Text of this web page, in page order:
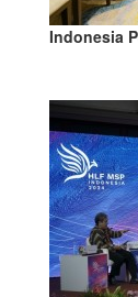
Indonesia